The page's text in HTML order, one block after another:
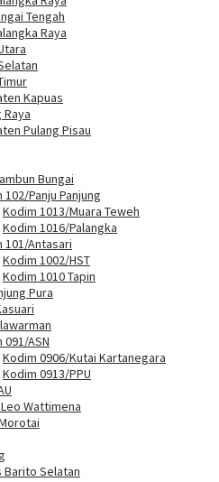
Tengah
Raya
Kapuas
Raya
Pulang Pisau
Bungai
102/Panju Panjung
Kodim 1013/Muara Teweh
Kodim 1016/Palangka
101/Antasari
Kodim 1002/HST
Kodim 1010 Tapin
Pura
ASN
Kodim 0906/Kutai Kartanegara
Kodim 0913/PPU
Leo Wattimena
Barito Selatan